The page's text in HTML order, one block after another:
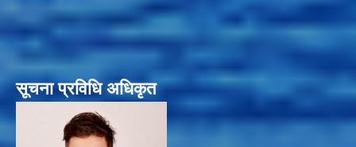
सूचना प्रविधि अधिकृत